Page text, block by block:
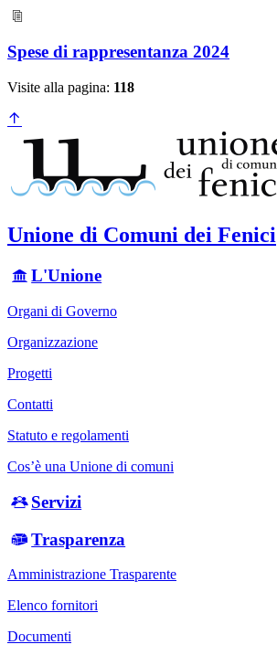
Spese di rappresentanza 2024
Visite alla pagina: 118
Unione di Comuni dei Fenici
L'Unione
Organi di Governo
Organizzazione
Progetti
Contatti
Statuto e regolamenti
Cos’è una Unione di comuni
Servizi
Trasparenza
Amministrazione Trasparente
Elenco fornitori
Documenti